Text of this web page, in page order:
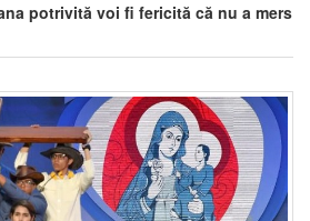
potrivită voi fi fericită că nu a mers